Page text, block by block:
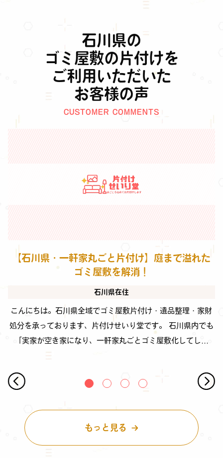
石川県の
ゴミ屋敷の片付けを
ご利用いただいた
お客様の声
CUSTOMER COMMENTS
【石川県・一軒家丸ごと片付け】庭まで溢れた
ゴミ屋敷を解消！
石川県在住
こんにちは。石川県全域でゴミ屋敷片付け・遺品整理・家財
処分を承っております、片付けせいり堂です。 石川県内でも
「実家が空き家になり、一軒家丸ごとゴミ屋敷化してし...
もっと見る